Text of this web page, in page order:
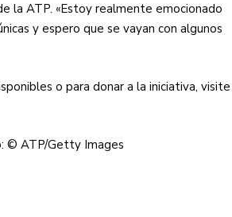
la ATP. «Estoy realmente emocionado
y espero que se vayan con algunos
o para donar a la iniciativa, visite
© ATP/Getty Images